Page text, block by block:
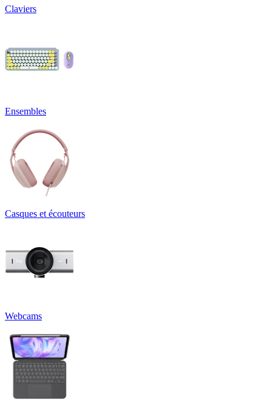
Claviers
Ensembles
Casques et écouteurs
Webcams